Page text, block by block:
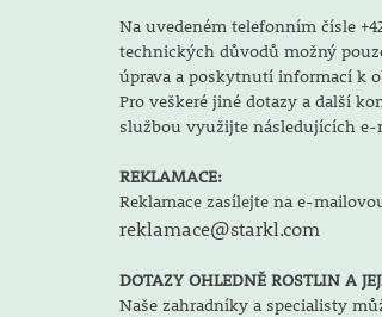
Na uvedeném telefonním čísle
technických důvodů možný
úprava a poskytnutí informací k
Pro veškeré jiné dotazy a další
službou využijte následujících
REKLAMACE:
Reklamace zasílejte na e-
reklamace@starkl.com
DOTAZY OHLEDNĚ ROSTLIN A
Naše zahradníky a specialisty